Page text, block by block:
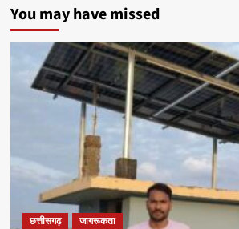
You may have missed
छत्तीसगढ़ जागरूकता